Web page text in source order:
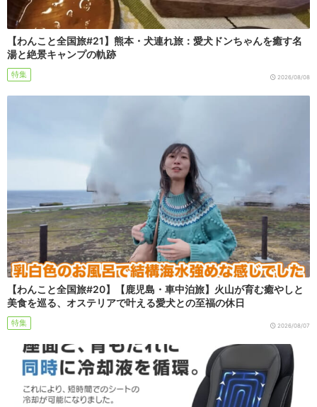
【わんこと全国旅#21】熊本・犬連れ旅：愛犬ドンちゃんを癒す名
湯と絶景キャンプの軌跡
特集 2026/08/08
【わんこと全国旅#20】【鹿児島・車中泊旅】火山が育む癒やしと
美食を巡る、オステリアで叶える愛犬との至福の休日
特集 2026/08/07